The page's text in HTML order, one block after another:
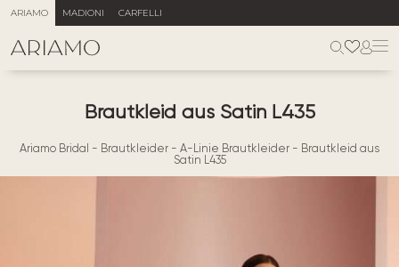
ARIAMO MADIONI CARFELLI
Brautkleid aus Satin L435
Ariamo Bridal - Brautkleider - A-Linie Brautkleider - Brautkleid aus
Satin L435